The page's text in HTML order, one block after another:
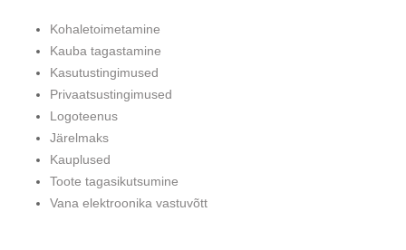
Kohaletoimetamine
Kauba tagastamine
Kasutustingimused
Privaatsustingimused
Logoteenus
Järelmaks
Kauplused
Toote tagasikutsumine
Vana elektroonika vastuvõtt